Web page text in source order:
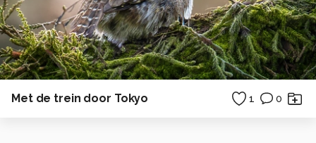
Met de trein door Tokyo 1 0